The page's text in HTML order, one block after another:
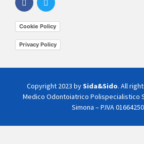
Cookie Policy
Privacy Policy
Copyright 2023 bySida&Sido. All
Medico Odontoiatrico Polispecialistico
Simona – P.IVA